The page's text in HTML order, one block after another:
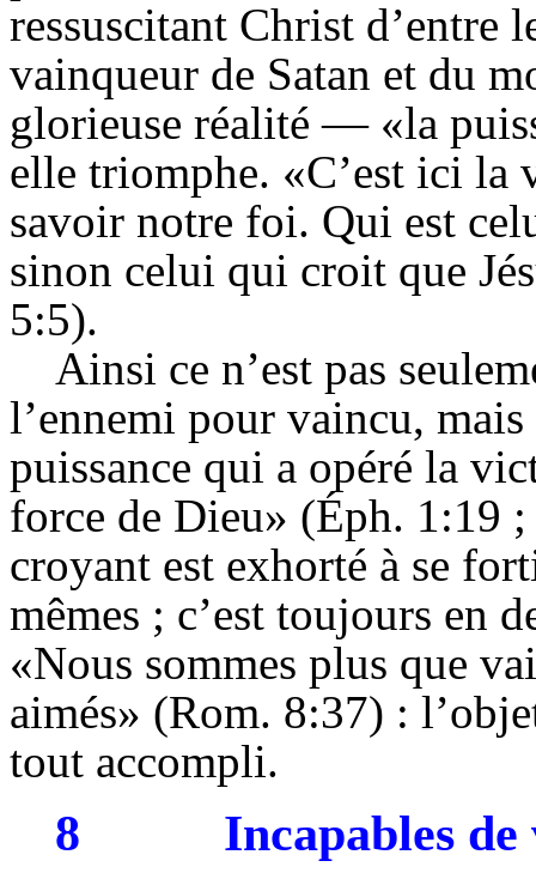
ressuscitant Christ d’entre
vainqueur de Satan et du
glorieuse réalité — «la
elle triomphe. «C’est ici
savoir notre foi. Qui est
sinon celui qui croit que
5:5).
Ainsi ce n’est pas
l’ennemi pour vaincu,
puissance qui a opéré la
force de Dieu» (Éph. 1:19
croyant est exhorté à se
mêmes ; c’est toujours en
«Nous sommes plus que
aimés» (Rom. 8:37) :
tout accompli.
8 Incapables